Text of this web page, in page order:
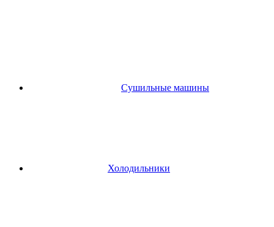
Сушильные машины
Холодильники